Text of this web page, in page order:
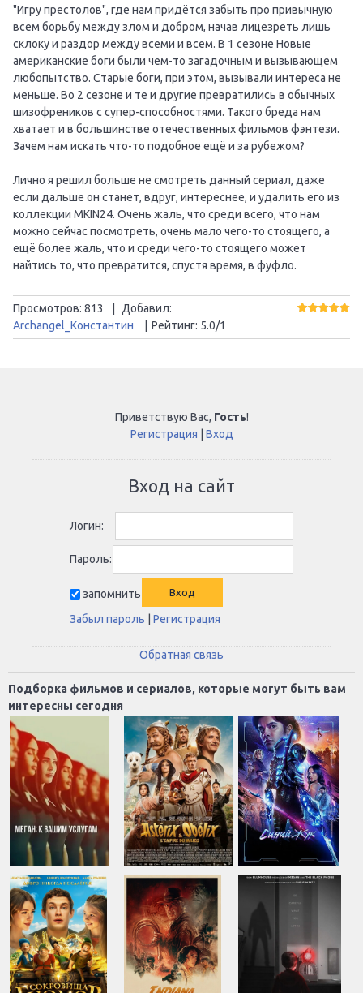
"Игру престолов", где нам придётся забыть про привычную
всем борьбу между злом и добром, начав лицезреть лишь
склоку и раздор между всеми и всем. В 1 сезоне Новые
американские боги были чем-то загадочным и вызывающем
любопытство. Старые боги, при этом, вызывали интереса не
меньше. Во 2 сезоне и те и другие превратились в обычных
шизофреников с супер-способностями. Такого бреда нам
хватает и в большинстве отечественных фильмов фэнтези.
Зачем нам искать что-то подобное ещё и за рубежом?
Лично я решил больше не смотреть данный сериал, даже
если дальше он станет, вдруг, интереснее, и удалить его из
коллекции MKIN24. Очень жаль, что среди всего, что нам
можно сейчас посмотреть, очень мало чего-то стоящего, а
ещё более жаль, что и среди чего-то стоящего может
найтись то, что превратится, спустя время, в фуфло.
Просмотров: 813 | Добавил:
Archangel_Константин
| Рейтинг: 5.0/1
Приветствую Вас, Гость!
Регистрация
Вход
Вход на сайт
Логин:
Пароль:
запомнить
Забыл пароль
Регистрация
Обратная связь
Подборка фильмов и сериалов, которые могут быть вам
интересны сегодня